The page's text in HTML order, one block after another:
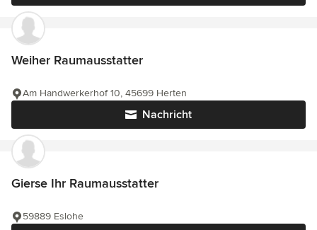
Weiher Raumausstatter
Nachricht
Am Handwerkerhof 10, 45699 Herten
Gierse Ihr Raumausstatter
59889 Eslohe